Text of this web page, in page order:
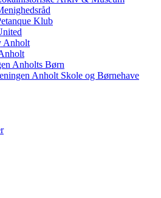
Klub
Anholt
Anholts Børn
Anholt Skole og Børnehave